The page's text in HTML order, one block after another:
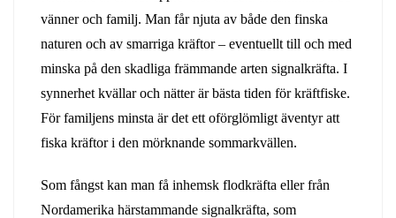
vänner och familj. Man får njuta av både den finska
naturen och av smarriga kräftor – eventuellt till och med
minska på den skadliga främmande arten signalkräfta. I
synnerhet kvällar och nätter är bästa tiden för kräftfiske.
För familjens minsta är det ett oförglömligt äventyr att
fiska kräftor i den mörknande sommarkvällen.
Som fångst kan man få inhemsk flodkräfta eller från
Nordamerika härstammande signalkräfta, som